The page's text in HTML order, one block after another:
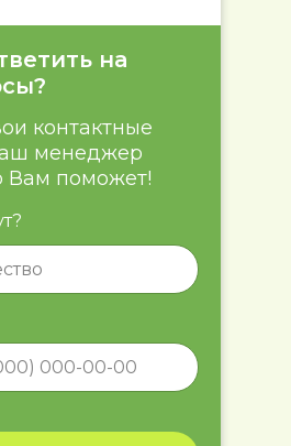
на
контактные
менеджер
Вам поможет!